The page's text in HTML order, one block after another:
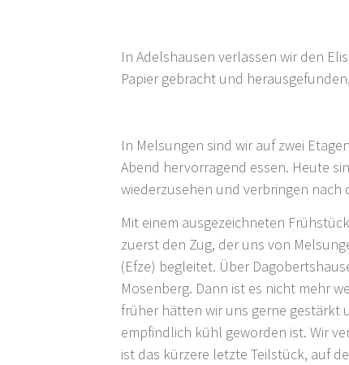
In Adelshausen verlassen wir den
Papier gebracht und
In Melsungen sind wir auf zwei
Abend hervorragend essen. Heute
wiederzusehen und verbringen nach
Mit einem ausgezeichneten
zuerst den Zug, der uns von
(Efze) begleitet. Über
Mosenberg. Dann ist es nicht mehr
früher hätten wir uns gerne gestärkt
empfindlich kühl geworden ist. Wir
ist das kürzere letzte Teilstück, auf